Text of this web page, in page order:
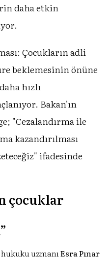
daha etkin
Çocukların adli
beklemesinin önüne
hızlı
Bakan'ın
"Cezalandırma ile
kazandırılması
ifadesinde
çocuklar
uzmanı Esra Pınar